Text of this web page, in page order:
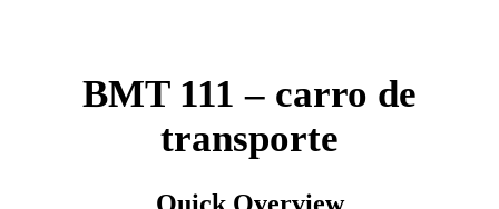
BMT 111 – carro de
transporte